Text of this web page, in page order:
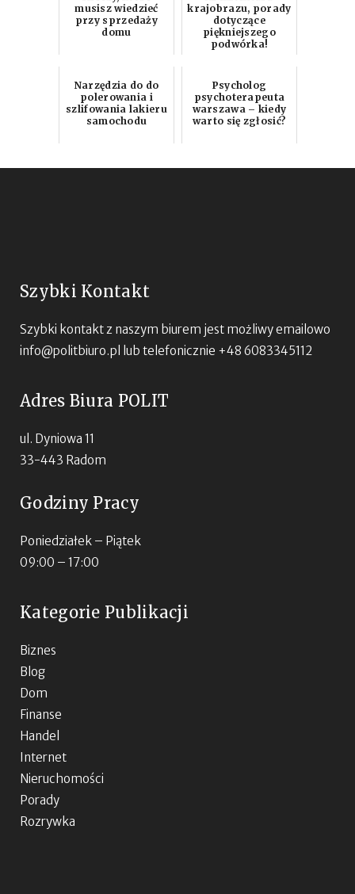
musisz wiedzieć
przy sprzedaży
domu
krajobrazu, porady
dotyczące
piękniejszego
podwórka!
Narzędzia do do
polerowania i
szlifowania lakieru
samochodu
Psycholog
psychoterapeuta
warszawa – kiedy
warto się zgłosić?
Szybki Kontakt
Szybki kontakt z naszym biurem jest możliwy emailowo
info@politbiuro.pl
lub telefonicznie +48 6083345112
Adres Biura POLIT
ul. Dyniowa 11
33-443 Radom
Godziny Pracy
Poniedziałek – Piątek
09:00 – 17:00
Kategorie Publikacji
Biznes
Blog
Dom
Finanse
Handel
Internet
Nieruchomości
Porady
Rozrywka